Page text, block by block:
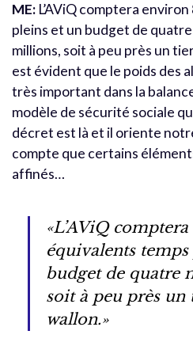
ME: L’AViQ comptera
pleins et un budget de
millions, soit à peu près un
est évident que le poids des
très important dans la
modèle de sécurité sociale
décret est là et il oriente
compte que certains
affinés…
«L’AViQ
équivalents
budget de quatre
soit à peu près un
wallon.»